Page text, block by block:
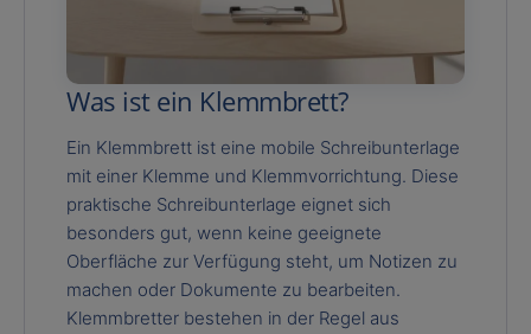
Was ist ein Klemmbrett?
Ein Klemmbrett ist eine mobile Schreibunterlage
mit einer Klemme und Klemmvorrichtung. Diese
praktische Schreibunterlage eignet sich
besonders gut, wenn keine geeignete
Oberfläche zur Verfügung steht, um Notizen zu
machen oder Dokumente zu bearbeiten.
Klemmbretter bestehen in der Regel aus